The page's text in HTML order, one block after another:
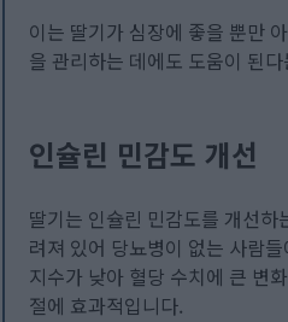
이는 딸기가 심장에 좋을 뿐만
을 관리하는 데에도 도움이 된
인슐린 민감도 개선
딸기는 인슐린 민감도를 개선
려져 있어 당뇨병이 없는 사람
지수가 낮아 혈당 수치에 큰 변
절에 효과적입니다.